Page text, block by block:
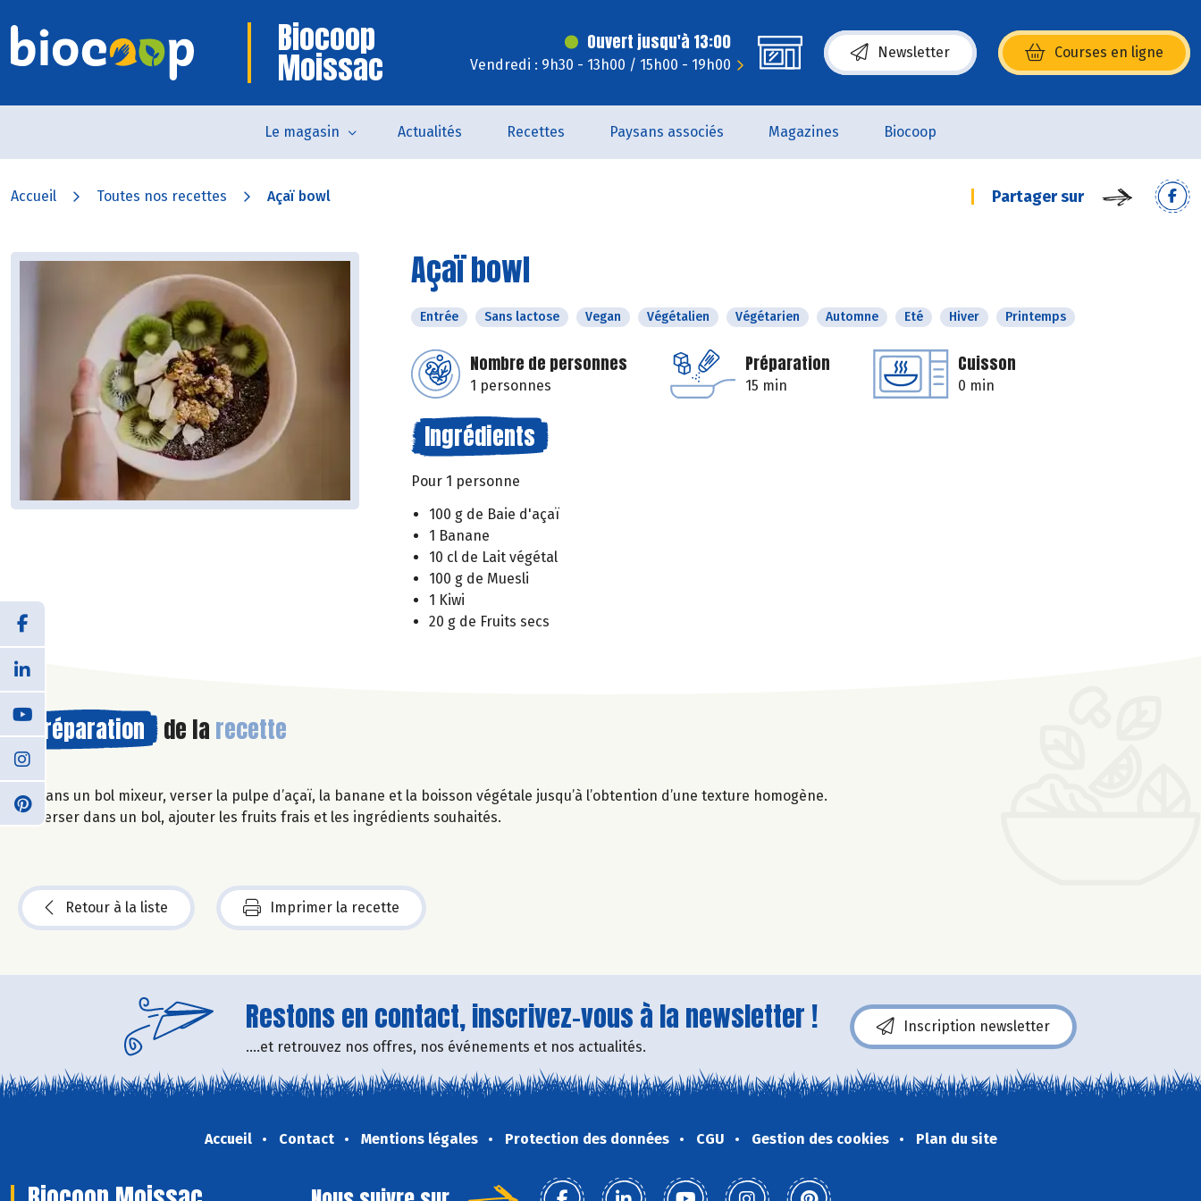
Biocoop
Moissac
Ouvert jusqu'à 13:00
Vendredi : 9h30 - 13h00 / 15h00 - 19h00
Newsletter Courses en ligne
(s’ouvre dans une nouvelle fenêtre)
Le magasin Actualités Recettes Paysans associés Magazines Biocoop
Accueil Toutes nos recettes Açaï bowl Partager sur
Açaï bowl
Entrée Sans lactose Vegan Végétalien Végétarien Automne Eté Hiver Printemps
Nombre de personnes
1 personnes
Préparation
15 min
Cuisson
0 min
Ingrédients
Pour 1 personne
100 g de Baie d'açaï
1 Banane
10 cl de Lait végétal
100 g de Muesli
1 Kiwi
20 g de Fruits secs
Préparation de la recette
Dans un bol mixeur, verser la pulpe d’açaï, la banane et la boisson végétale jusqu’à l’obtention d’une texture homogène.
Verser dans un bol, ajouter les fruits frais et les ingrédients souhaités.
Retour à la liste Imprimer la recette
Restons en contact, inscrivez-vous à la newsletter !
....et retrouvez nos offres, nos événements et nos actualités.
Inscription newsletter
Accueil Contact Mentions légales Protection des données CGU Gestion des cookies Plan du site